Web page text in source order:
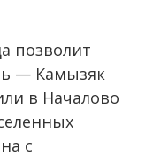
позволит
— Камызяк
в Началово
с